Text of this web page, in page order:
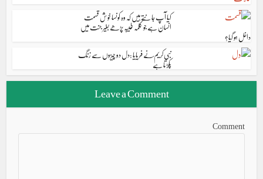
کیا آپ جانتے ہیں کہ وہ کونسا خوش قسمت
انسان ہے جو کلمہ طیبہ پڑھے بغیر جنت میں
داخل ہو گیا؟
نبی کریم ؐنے فریایا :دل دو چیزوں سے زنگ
پکڑتا ہے
Leave a Comment
Comment